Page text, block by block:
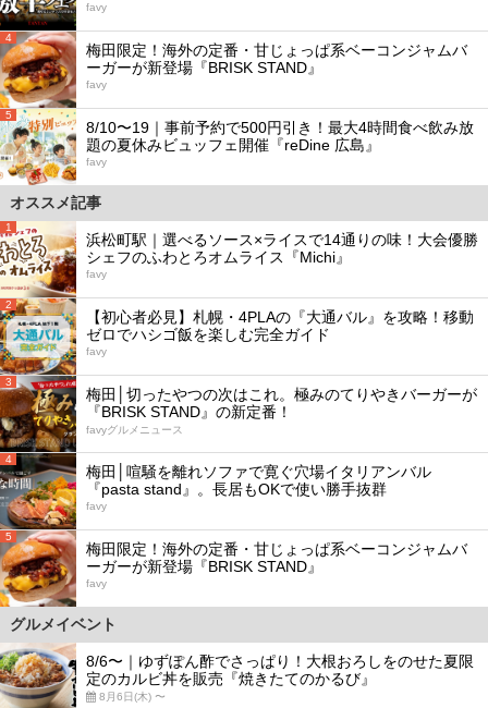
favy
4
梅田限定！海外の定番・甘じょっぱ系ベーコンジャムバ
ーガーが新登場『BRISK STAND』
favy
5
8/10〜19｜事前予約で500円引き！最大4時間食べ飲み放
題の夏休みビュッフェ開催『reDine 広島』
favy
オススメ記事
1
浜松町駅｜選べるソース×ライスで14通りの味！大会優勝
シェフのふわとろオムライス『Michi』
favy
2
【初心者必見】札幌・4PLAの『大通バル』を攻略！移動
ゼロでハシゴ飯を楽しむ完全ガイド
favy
3
梅田│切ったやつの次はこれ。極みのてりやきバーガーが
『BRISK STAND』の新定番！
favyグルメニュース
4
梅田│喧騒を離れソファで寛ぐ穴場イタリアンバル
『pasta stand』。長居もOKで使い勝手抜群
favy
5
梅田限定！海外の定番・甘じょっぱ系ベーコンジャムバ
ーガーが新登場『BRISK STAND』
favy
グルメイベント
8/6〜｜ゆずぽん酢でさっぱり！大根おろしをのせた夏限
定のカルビ丼を販売『焼きたてのかるび』
8月6日(木) 〜